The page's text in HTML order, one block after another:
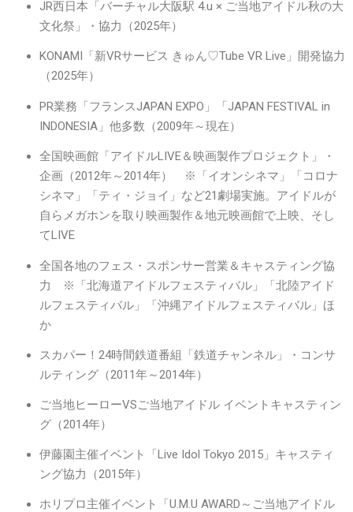
JR西日本「バーチャル大阪駅 4.u × ご当地アイドル秋の大
文化祭」・協力（2025年）
KONAMI「新VRサービス きゅん♡Tube VR Live」開発協力
（2025年）
PR業務「フランスJAPAN EXPO」「JAPAN FESTIVAL in
INDONESIA」他多数（2009年～現在）
全国映画館「アイドルLIVE＆映画製作プロジェクト」・
企画（2012年～2014年） ※「イオンシネマ」「コロナ
シネマ」「ティ・ジョイ」など21劇場実施。アイドルが
自らメガホンを取り映画製作＆地元映画館で上映、そし
てLIVE
全国各地のフェス・スポンサー営業＆キャスティング協
力 ※「北海道アイドルフェスティバル」「北陸アイド
ルフェスティバル」「沖縄アイドルフェスティバル」ほ
か
スカパー！24時間鉄道番組「鉄道チャンネル」・コンサ
ルティング（2011年～2014年）
ご当地ヒーローVSご当地アイドル イベントキャスティン
グ（2014年）
伊藤園主催イベント「Live Idol Tokyo 2015」キャスティ
ング協力（2015年）
ホリプロ主催イベント「U.M.U AWARD～ご当地アイドル